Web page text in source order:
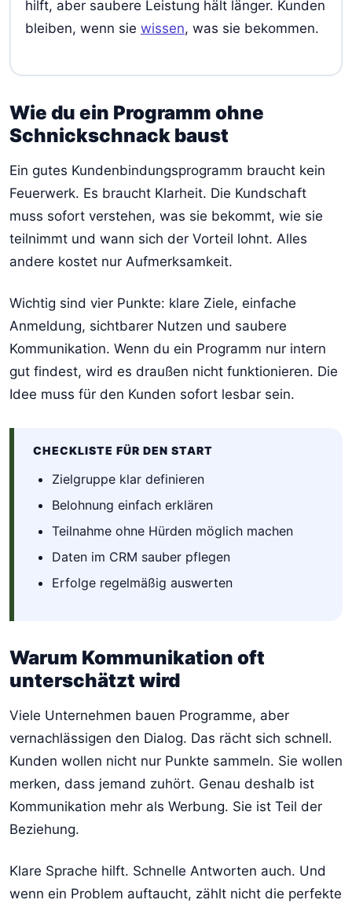
hilft, aber saubere Leistung hält länger. Kunden
bleiben, wenn sie wissen, was sie bekommen.
Wie du ein Programm ohne
Schnickschnack baust
Ein gutes Kundenbindungsprogramm braucht kein
Feuerwerk. Es braucht Klarheit. Die Kundschaft
muss sofort verstehen, was sie bekommt, wie sie
teilnimmt und wann sich der Vorteil lohnt. Alles
andere kostet nur Aufmerksamkeit.
Wichtig sind vier Punkte: klare Ziele, einfache
Anmeldung, sichtbarer Nutzen und saubere
Kommunikation. Wenn du ein Programm nur intern
gut findest, wird es draußen nicht funktionieren. Die
Idee muss für den Kunden sofort lesbar sein.
CHECKLISTE FÜR DEN START
Zielgruppe klar definieren
Belohnung einfach erklären
Teilnahme ohne Hürden möglich machen
Daten im CRM sauber pflegen
Erfolge regelmäßig auswerten
Warum Kommunikation oft
unterschätzt wird
Viele Unternehmen bauen Programme, aber
vernachlässigen den Dialog. Das rächt sich schnell.
Kunden wollen nicht nur Punkte sammeln. Sie wollen
merken, dass jemand zuhört. Genau deshalb ist
Kommunikation mehr als Werbung. Sie ist Teil der
Beziehung.
Klare Sprache hilft. Schnelle Antworten auch. Und
wenn ein Problem auftaucht, zählt nicht die perfekte